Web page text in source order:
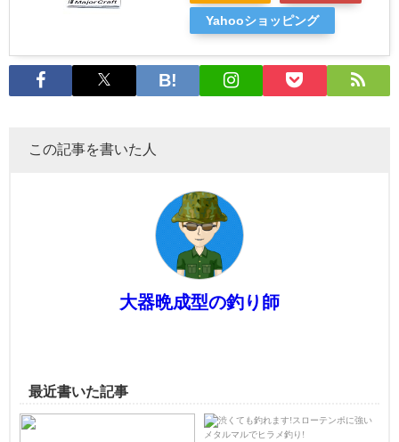
Yahooショッピング
この記事を書いた人
大器晩成型の釣り師
最近書いた記事